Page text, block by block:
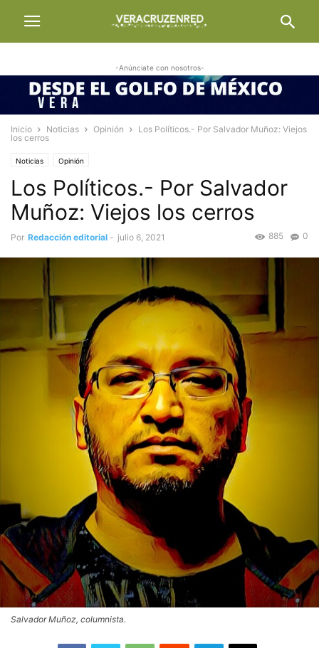
-Anúnciate con nosotros-
Inicio Noticias Opinión
Los Políticos.- Por Salvador Muñoz: Viejos
los cerros
Noticias Opinión
Los Políticos.- Por Salvador
Muñoz: Viejos los cerros
Por Redacción editorial - julio 6, 2021 0
885
Salvador Muñoz, columnista.